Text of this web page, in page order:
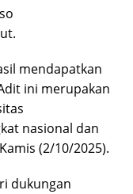
mendapatkan
ini merupakan
nasional dan
(2/10/2025).
dukungan